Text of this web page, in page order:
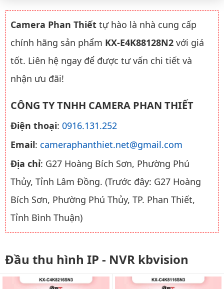
Camera Phan Thiết tự hào là nhà cung cấp
chính hãng sản phẩm KX-E4K88128N2 với giá
tốt. Liên hệ ngay để được tư vấn chi tiết và
nhận ưu đãi!
CÔNG TY TNHH CAMERA PHAN THIẾT
Điện thoại: 0916.131.252
Email: cameraphanthiet.net@gmail.com
Địa chỉ: G27 Hoàng Bích Sơn, Phường Phú
Thủy, Tỉnh Lâm Đồng. (Trước đây: G27 Hoàng
Bích Sơn, Phường Phú Thủy, TP. Phan Thiết,
Tỉnh Bình Thuận)
Đầu thu hình IP - NVR kbvision